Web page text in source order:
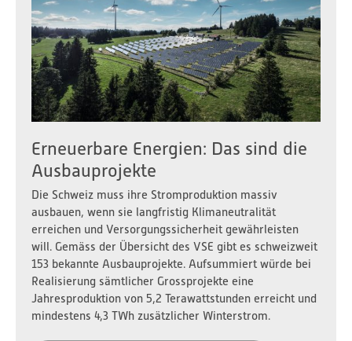
Erneuerbare Energien: Das sind die
Ausbauprojekte
Die Schweiz muss ihre Stromproduktion massiv
ausbauen, wenn sie langfristig Klimaneutralität
erreichen und Versorgungssicherheit gewährleisten
will. Gemäss der Übersicht des VSE gibt es schweizweit
153 bekannte Ausbauprojekte. Aufsummiert würde bei
Realisierung sämtlicher Grossprojekte eine
Jahresproduktion von 5,2 Terawattstunden erreicht und
mindestens 4,3 TWh zusätzlicher Winterstrom.